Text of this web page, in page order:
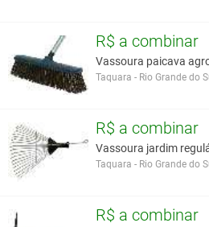
R$ a combinar
Vassoura paicava
Taquara - Rio Grande do
R$ a combinar
Vassoura jardim
Taquara - Rio Grande do
R$ a combinar